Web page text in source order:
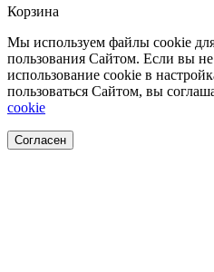
Корзина
Мы используем файлы cookie
пользования Сайтом. Если вы
использование cookie в
пользоваться Сайтом, вы
cookie
Согласен